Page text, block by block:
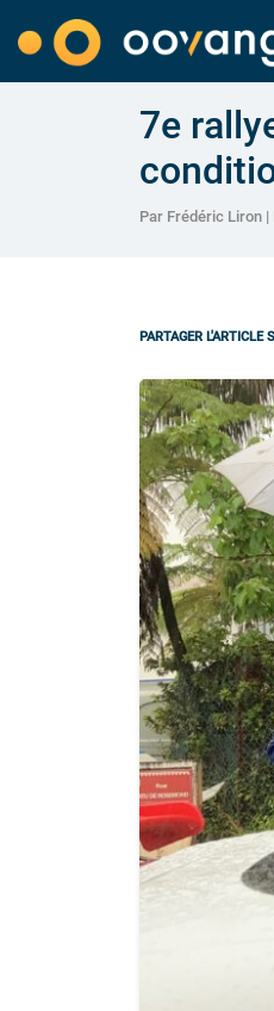
7e
Par Frédéric Liron
PARTAGER L'ARTICLE